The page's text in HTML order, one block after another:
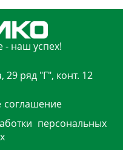
- наш успех!
29 ряд "Г", конт. 12
соглашение
персональных